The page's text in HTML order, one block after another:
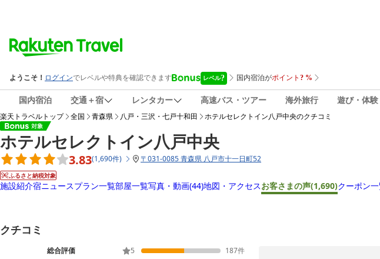
国内宿泊 交通＋宿 レンタカー 高速バス・ツアー 海外旅行 遊び・体験
楽天トラベルトップ 全国 青森県 八戸・三沢・七戸十和田 ホテルセレクトイン八戸中央のクチコミ
ホテルセレクトイン八戸中央
3.83(1,690件) 〒031-0085 青森県 八戸市十一日町52
ふるさと納税対象
施設紹介宿ニュースプラン一覧部屋一覧写真・動画(44)地図・アクセスお客さまの声(1,690)クーポン
クチコミ
総合評価 5 187件